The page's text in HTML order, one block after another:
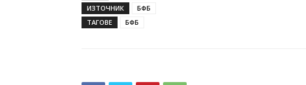
ИЗТОЧНИК
БФБ
ТАГОВЕ
БФБ